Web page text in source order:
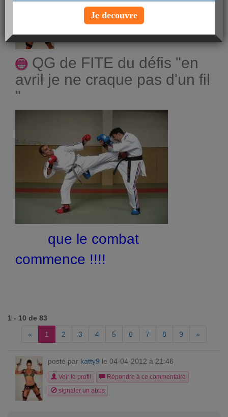
QG de FITE du défis "en
avril je ne craque pas d'un fil
"
que le combat
commence !!!!
1 - 10 de 83
«
1 2 3 4 5 6 7 8 9 »
posté par katty9 le 04-04-2012 à 21:46
Voir le profil
Répondre à ce commentaire
signaler un abus
Je decouvre